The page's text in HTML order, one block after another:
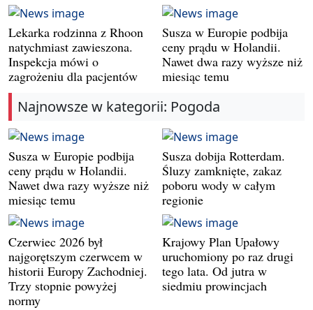
Lekarka rodzinna z Rhoon
natychmiast zawieszona.
Inspekcja mówi o
zagrożeniu dla pacjentów
Susza w Europie podbija
ceny prądu w Holandii.
Nawet dwa razy wyższe niż
miesiąc temu
Najnowsze w kategorii: Pogoda
Susza w Europie podbija
ceny prądu w Holandii.
Nawet dwa razy wyższe niż
miesiąc temu
Susza dobija Rotterdam.
Śluzy zamknięte, zakaz
poboru wody w całym
regionie
Czerwiec 2026 był
najgorętszym czerwcem w
historii Europy Zachodniej.
Trzy stopnie powyżej
normy
Krajowy Plan Upałowy
uruchomiony po raz drugi
tego lata. Od jutra w
siedmiu prowincjach